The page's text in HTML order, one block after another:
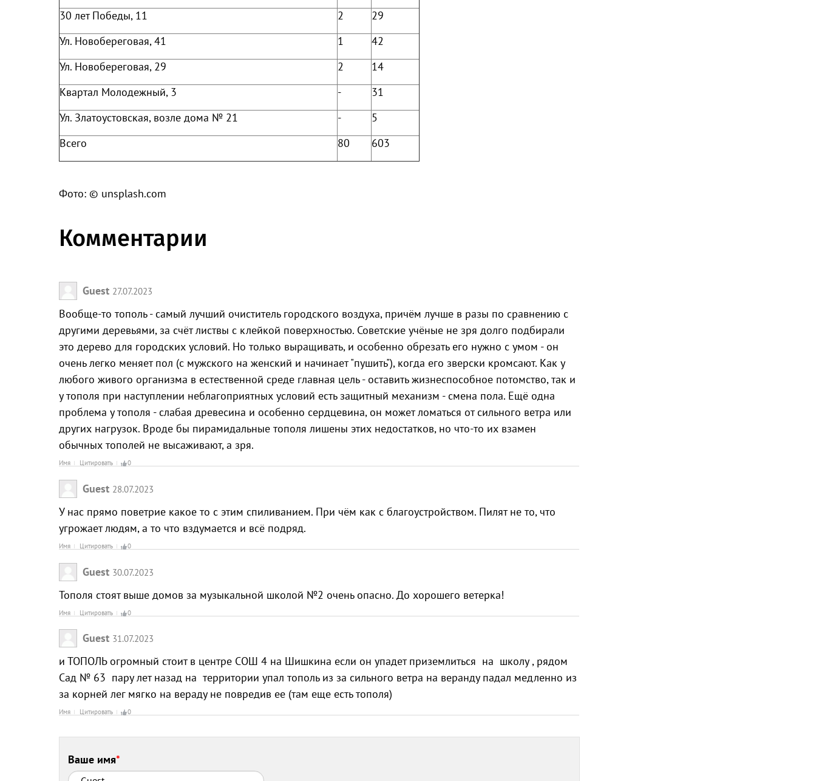
30 лет Победы, 11
2
29
Ул. Новобереговая, 41
1
42
Ул. Новобереговая, 29
2
14
Квартал Молодежный, 3
-
31
Ул. Златоустовская, возле дома № 21
-
5
Всего
80 603
Фото: © unsplash.com
Комментарии
Guest 27.07.2023
Вообще-то тополь - самый лучший очиститель городского воздуха, причём лучше в разы по сравнению с
другими деревьями, за счёт листвы с клейкой поверхностью. Советские учёные не зря долго подбирали
это дерево для городских условий. Но только выращивать, и особенно обрезать его нужно с умом - он
очень легко меняет пол (с мужского на женский и начинает "пушить"), когда его зверски кромсают. Как у
любого живого организма в естественной среде главная цель - оставить жизнеспособное потомство, так и
у тополя при наступлении неблагоприятных условий есть защитный механизм - смена пола. Ещё одна
проблема у тополя - слабая древесина и особенно сердцевина, он может ломаться от сильного ветра или
других нагрузок. Вроде бы пирамидальные тополя лишены этих недостатков, но что-то их взамен
обычных тополей не высаживают, а зря.
Имя Цитировать 0
Guest 28.07.2023
У нас прямо поветрие какое то с этим спиливанием. При чём как с благоустройством. Пилят не то, что
угрожает людям, а то что вздумается и всё подряд.
Имя Цитировать 0
Guest 30.07.2023
Тополя стоят выше домов за музыкальной школой №2 очень опасно. До хорошего ветерка!
Имя Цитировать 0
Guest 31.07.2023
и ТОПОЛЬ огромный стоит в центре СОШ 4 на Шишкина если он упадет приземлиться на школу , рядом
Сад № 63 пару лет назад на территории упал тополь из за сильного ветра на веранду падал медленно из
за корней лег мягко на вераду не повредив ее (там еще есть тополя)
Имя Цитировать 0
Ваше имя*